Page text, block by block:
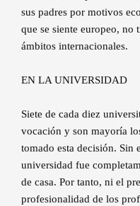
sus padres por motivos
que se siente europeo, no
ámbitos internacionales.
EN LA UNIVERSIDAD
Siete de cada diez
vocación y son mayoría
tomado esta decisión. Sin
universidad fue
de casa. Por tanto, ni el
profesionalidad de los